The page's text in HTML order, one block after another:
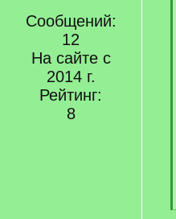
Сообщений:
12
На сайте с
2014 г.
Рейтинг:
8